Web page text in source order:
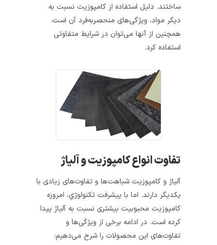
ساختند. دلیل استفاده از کامپوزیت نسبت به
دیگر مواد، ویژگی­‌های منحصر­به­‌فرد آن است.
همچنین از آن­ها می­‌توان در شرایط متفاوتی
استفاده کرد.
تفاوت انواع کامپوزیت و آلیاژ
آلیاژ و کامپوزیت شباهت‌ها و تفاوت‌های زیادی با
یکدیگر دارند. اما با پیشرفت تکنولوژي، امروزه
کامپوزیت محبوبیت بیشتری نسبت به آلیاژ پیدا
کرده است. در ادامه برخی از ویژگی‌ها و
تفاوت‌های این محصولات را شرح می‌دهیم: